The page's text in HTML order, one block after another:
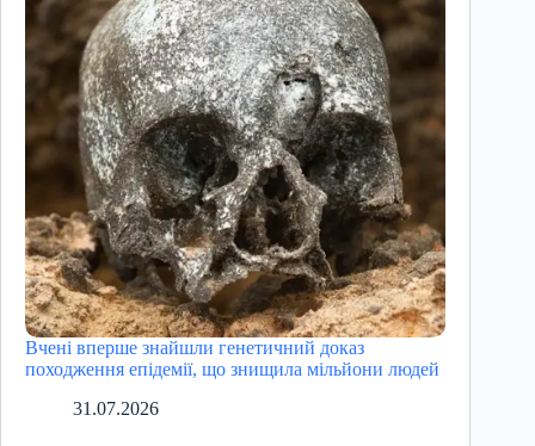
Вчені вперше знайшли генетичний доказ
походження епідемії, що знищила мільйони людей
31.07.2026